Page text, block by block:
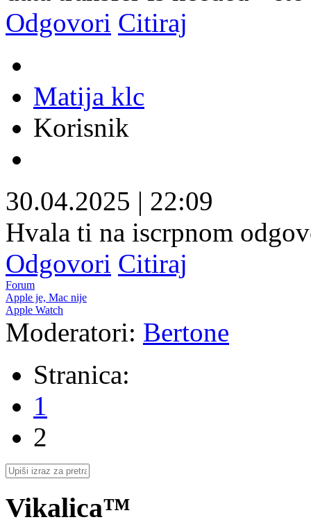
Odgovori Citiraj
Matija klc
Korisnik
30.04.2025 | 22:09
Hvala ti na iscrpnom
Odgovori Citiraj
Forum
Apple je, Mac nije
Apple Watch
Moderatori: Bertone
Stranica:
1
2
Vikalica™